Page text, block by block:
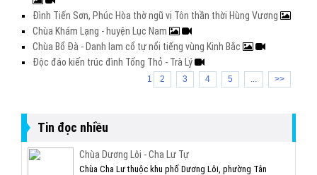
Đình Tiến Sơn, Phúc Hòa thờ ngũ vị Tôn thần thời Hùng Vương
Chùa Khám Lạng - huyện Lục Nam
Chùa Bổ Đà - Danh lam cổ tự nổi tiếng vùng Kinh Bắc
Độc đáo kiến trúc đình Tống Thỏ - Trà Lý
1 2 3 4 5 ... >>
Tin đọc nhiều
Chùa Dương Lôi - Cha Lư Tự
Chùa Cha Lư thuộc khu phố Dương Lôi, phường Tân